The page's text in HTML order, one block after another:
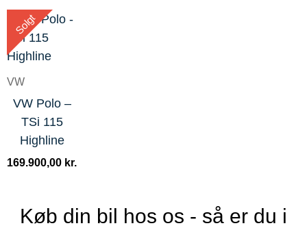
Solgt
VW
VW Polo –
TSi 115
Highline
169.900,00 kr.
Køb din bil hos os - så er du i